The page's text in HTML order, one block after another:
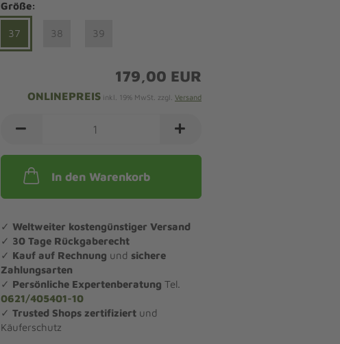
Größe:
37 38 39
179,00 EUR
ONLINEPREISinkl. 19% MwSt. zzgl. Versand
In den Warenkorb
✓ Weltweiter kostengünstiger Versand
✓ 30 Tage Rückgaberecht
✓ Kauf auf Rechnung und sichere
Zahlungsarten
✓ Persönliche Expertenberatung Tel.
0621/405401-10
✓ Trusted Shops zertifiziertund
Käuferschutz